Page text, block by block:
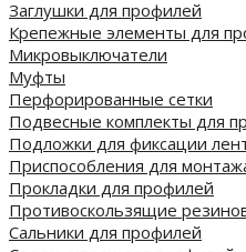
Заглушки для профилей
Крепежные элементы для
Микровыключатели
Муфты
Перфорированные сетки
Подвесные комплекты для
Подложки для фиксации
Приспособления для
Прокладки для профилей
Противоскользящие
Сальники для профилей